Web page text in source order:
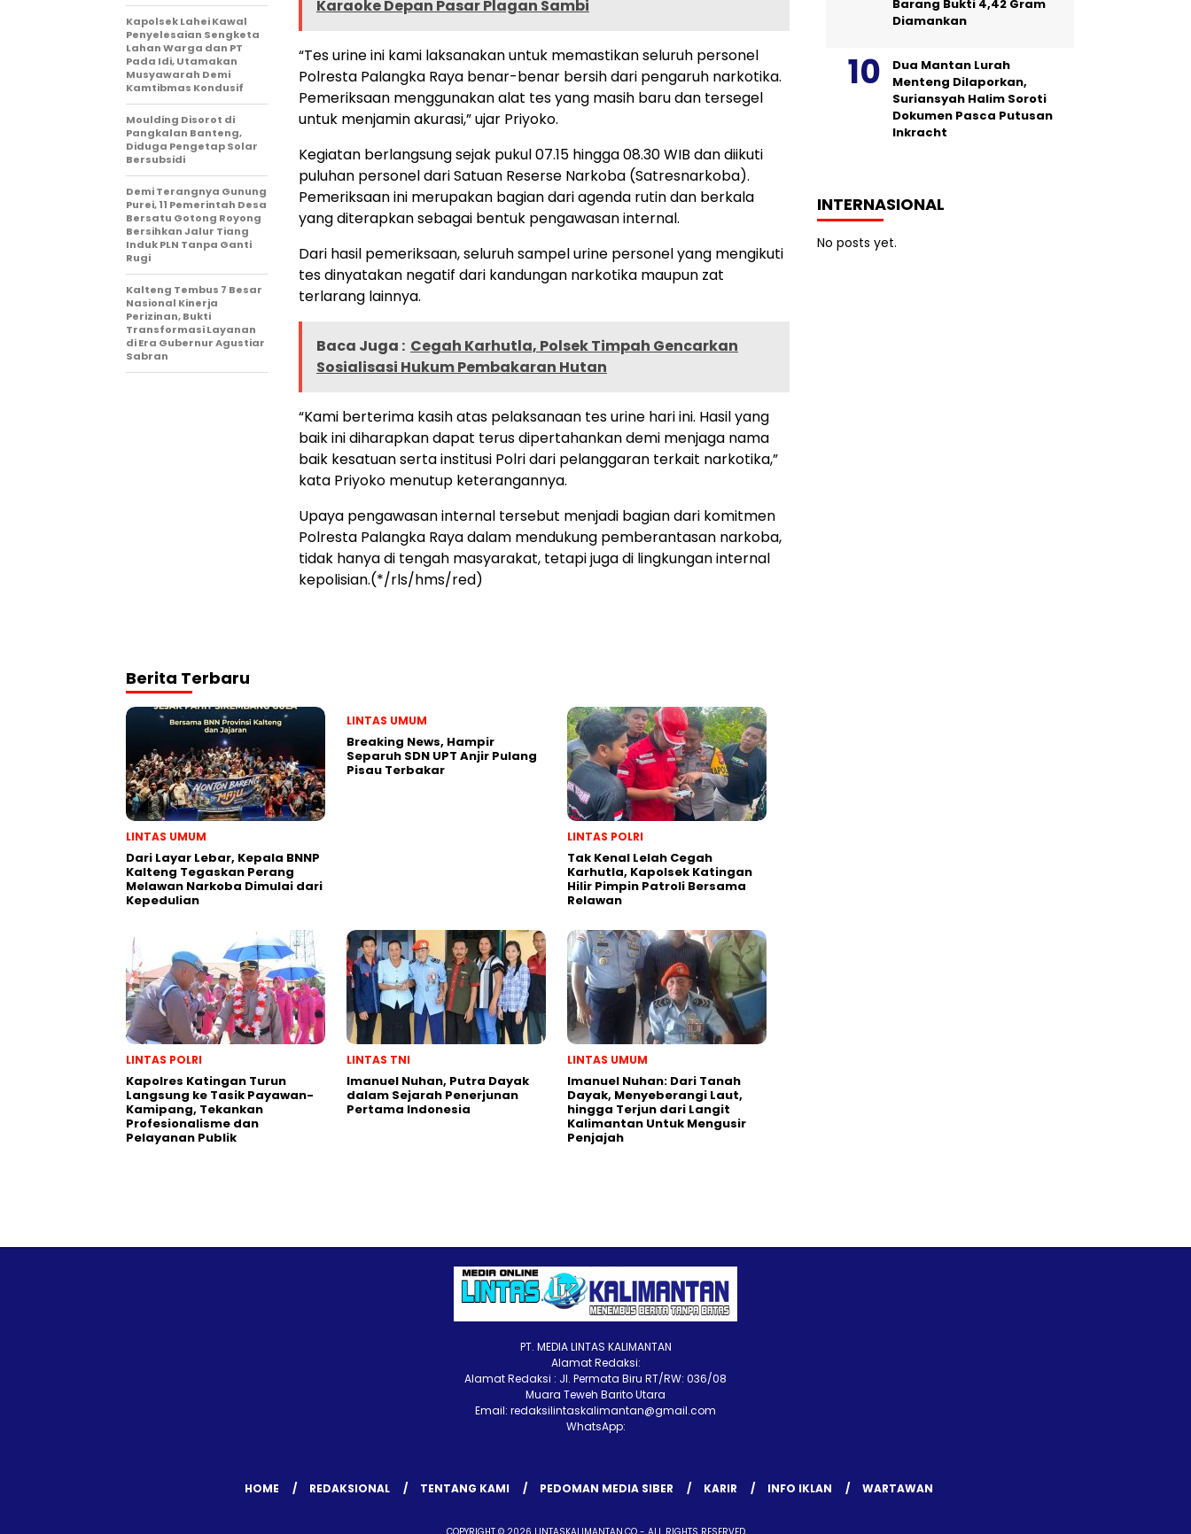
Karaoke Depan Pasar Plagan Sambi
“Tes urine ini kami laksanakan untuk memastikan seluruh personel
Polresta Palangka Raya benar-benar bersih dari pengaruh narkotika.
Pemeriksaan menggunakan alat tes yang masih baru dan tersegel
untuk menjamin akurasi,” ujar Priyoko.
Kegiatan berlangsung sejak pukul 07.15 hingga 08.30 WIB dan diikuti
puluhan personel dari Satuan Reserse Narkoba (Satresnarkoba).
Pemeriksaan ini merupakan bagian dari agenda rutin dan berkala
yang diterapkan sebagai bentuk pengawasan internal.
Dari hasil pemeriksaan, seluruh sampel urine personel yang mengikuti
tes dinyatakan negatif dari kandungan narkotika maupun zat
terlarang lainnya.
Baca Juga : Cegah Karhutla, Polsek Timpah Gencarkan
Sosialisasi Hukum Pembakaran Hutan
“Kami berterima kasih atas pelaksanaan tes urine hari ini. Hasil yang
baik ini diharapkan dapat terus dipertahankan demi menjaga nama
baik kesatuan serta institusi Polri dari pelanggaran terkait narkotika,”
kata Priyoko menutup keterangannya.
Upaya pengawasan internal tersebut menjadi bagian dari komitmen
Polresta Palangka Raya dalam mendukung pemberantasan narkoba,
tidak hanya di tengah masyarakat, tetapi juga di lingkungan internal
kepolisian.(*/rls/hms/red)
Kapolsek Lahei Kawal
Penyelesaian Sengketa
Lahan Warga dan PT
Pada Idi, Utamakan
Musyawarah Demi
Kamtibmas Kondusif
Moulding Disorot di
Pangkalan Banteng,
Diduga Pengetap Solar
Bersubsidi
Demi Terangnya Gunung
Purei, 11 Pemerintah Desa
Bersatu Gotong Royong
Bersihkan Jalur Tiang
Induk PLN Tanpa Ganti
Rugi
Kalteng Tembus 7 Besar
Nasional Kinerja
Perizinan, Bukti
Transformasi Layanan
di Era Gubernur Agustiar
Sabran
Berita Terbaru
LINTAS UMUM
Dari Layar Lebar, Kepala BNNP
Kalteng Tegaskan Perang
Melawan Narkoba Dimulai dari
Kepedulian
LINTAS UMUM
Breaking News, Hampir
Separuh SDN UPT Anjir Pulang
Pisau Terbakar
LINTAS POLRI
Tak Kenal Lelah Cegah
Karhutla, Kapolsek Katingan
Hilir Pimpin Patroli Bersama
Relawan
LINTAS POLRI
Kapolres Katingan Turun
Langsung ke Tasik Payawan-
Kamipang, Tekankan
Profesionalisme dan
Pelayanan Publik
LINTAS TNI
Imanuel Nuhan, Putra Dayak
dalam Sejarah Penerjunan
Pertama Indonesia
LINTAS UMUM
Imanuel Nuhan: Dari Tanah
Dayak, Menyeberangi Laut,
hingga Terjun dari Langit
Kalimantan Untuk Mengusir
Penjajah
Barang Bukti 4,42 Gram
Diamankan
Dua Mantan Lurah
Menteng Dilaporkan,
Suriansyah Halim Soroti
Dokumen Pasca Putusan
Inkracht
INTERNASIONAL
No posts yet.
PT. MEDIA LINTAS KALIMANTAN
Alamat Redaksi:
Alamat Redaksi : Jl. Permata Biru RT/RW: 036/08
Muara Teweh Barito Utara
Email: redaksilintaskalimantan@gmail.com
WhatsApp:
HOME REDAKSIONAL TENTANG KAMI PEDOMAN MEDIA SIBER KARIR INFO IKLAN WARTAWAN